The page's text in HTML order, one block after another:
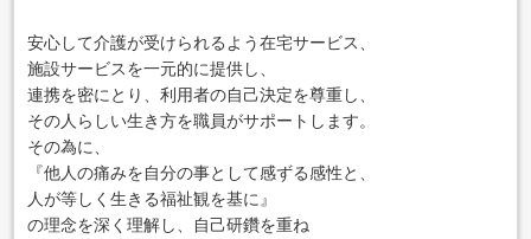
安心して介護が受けられるよう在宅サービス、
施設サービスを一元的に提供し、
連携を密にとり、利用者の自己決定を尊重し、
その人らしい生き方を職員がサポートします。
その為に、
『他人の痛みを自分の事として感ずる感性と、
人が等しく生きる福祉観を基に』
の理念を深く理解し、
自己研鑽を重ね